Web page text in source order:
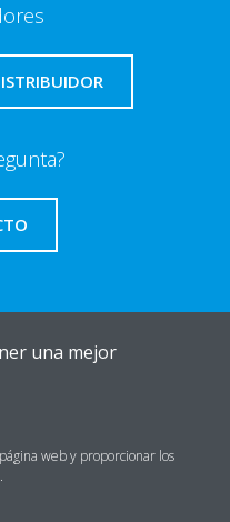
una mejor
web y proporcionar los